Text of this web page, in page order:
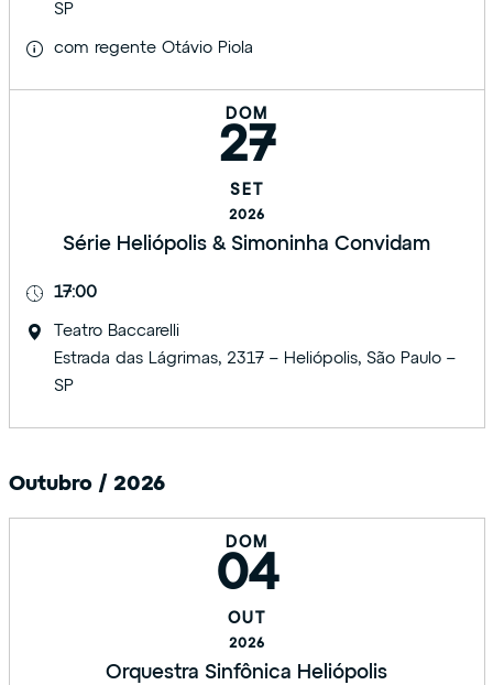
SP
com regente Otávio Piola
DOM
27
SET
2026
Série Heliópolis & Simoninha Convidam
17:00
Teatro Baccarelli
Estrada das Lágrimas, 2317 – Heliópolis, São Paulo –
SP
Outubro / 2026
DOM
04
OUT
2026
Orquestra Sinfônica Heliópolis